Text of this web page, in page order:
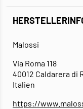
Malossi
Via Roma 118
40012 Caldarera di
Italien
https://